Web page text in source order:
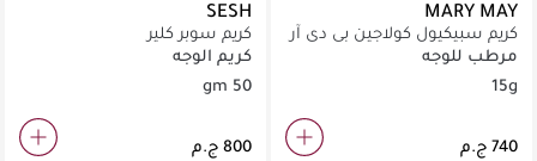
MARY MAY
كريم سبيكيول كولاجين بي دي آر
إن
مرطب للوجه
15g
SESH
كريم سوبر كلير
كريم الوجه
50 gm